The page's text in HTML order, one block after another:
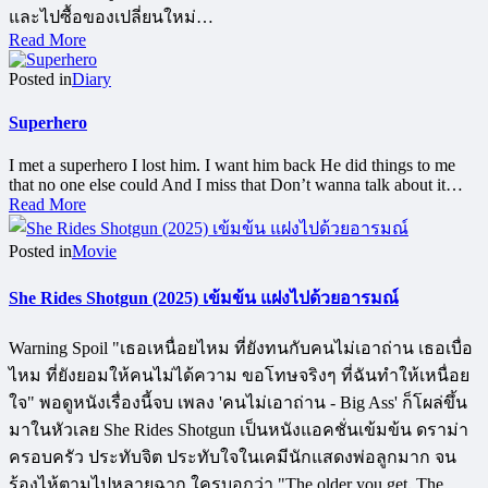
และไปซื้อของเปลี่ยนใหม่…
Read More
Posted inDiary
Superhero
I met a superhero I lost him. I want him back He did things to me
that no one else could And I miss that Don’t wanna talk about it…
Read More
Posted inMovie
She Rides Shotgun (2025) เข้มข้น แฝงไปด้วยอารมณ์
Warning Spoil "เธอเหนื่อยไหม ที่ยังทนกับคนไม่เอาถ่าน เธอเบื่อ
ไหม ที่ยังยอมให้คนไม่ได้ความ ขอโทษจริงๆ ที่ฉันทำให้เหนื่อย
ใจ" พอดูหนังเรื่องนี้จบ เพลง 'คนไม่เอาถ่าน - Big Ass' ก็โผล่ขึ้น
มาในหัวเลย She Rides Shotgun เป็นหนังแอคชั่นเข้มข้น ดราม่า
ครอบครัว ประทับจิต ประทับใจในเคมีนักแสดงพ่อลูกมาก จน